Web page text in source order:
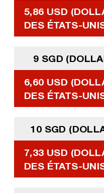
5,86 USD
DES ÉTATS-
9 SGD
6,60 USD
DES ÉTATS-
10 SGD
7,33 USD
DES ÉTATS-